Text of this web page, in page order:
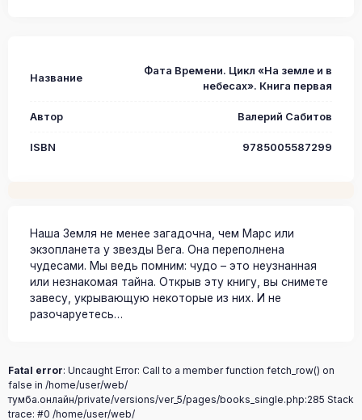
Название
Фата Времени. Цикл «На земле и в
небесах». Книга первая
Автор Валерий Сабитов
ISBN 9785005587299
Наша Земля не менее загадочна, чем Марс или
экзопланета у звезды Вега. Она переполнена
чудесами. Мы ведь помним: чудо – это неузнанная
или незнакомая тайна. Открыв эту книгу, вы снимете
завесу, укрывающую некоторые из них. И не
разочаруетесь…
Fatal error: Uncaught Error: Call to a member function fetch_row() on
false in /home/user/web/
тумба.онлайн/private/versions/ver_5/pages/books_single.php:285 Stack
trace: #0 /home/user/web/